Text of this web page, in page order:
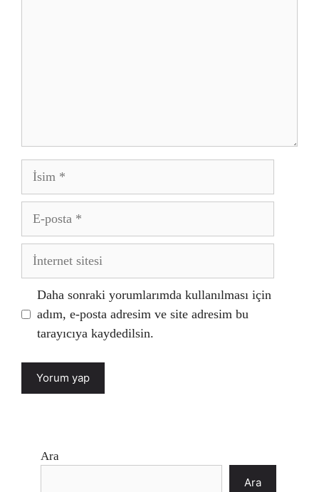
İsim
posta
İnternet
Daha sonraki yorumlarımda kullanılması için
adım, e-posta adresim ve site adresim bu
tarayıcıya kaydedilsin.
Ara
Ara